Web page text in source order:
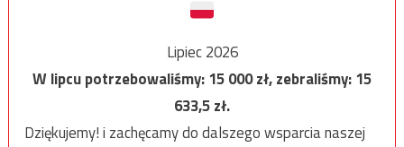
Lipiec 2026
W lipcu potrzebowaliśmy:15 000zł, zebraliśmy:15
633,5zł.
Dziękujemy! i zachęcamy do dalszego wsparcia naszej